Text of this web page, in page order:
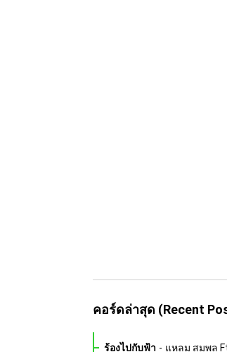
คอร์ดล่าสุด (Recent
ร้องไปกับฟ้า - แหลม สมพล